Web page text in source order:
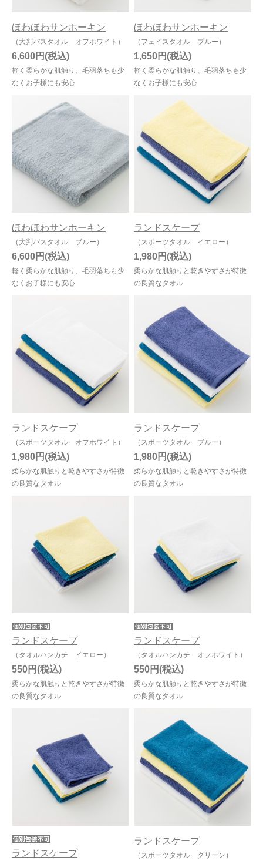
ほわほわサンホーキン
（大判バスタオル オフホワイト）
軽く柔らかな肌触り、毛羽落ちも少
なくお子様にも安心
6,600円
ほわほわサンホーキン
（フェイスタオル ブルー）
軽く柔らかな肌触り、毛羽落ちも少
なくお子様にも安心
1,650円
ほわほわサンホーキン
（大判バスタオル ブルー）
軽く柔らかな肌触り、毛羽落ちも少
なくお子様にも安心
6,600円
ランドスケープ
（スポーツタオル イエロー）
柔らかな肌触りと乾きやすさが特徴
の良質なタオル
1,980円
ランドスケープ
（スポーツタオル オフホワイト）
柔らかな肌触りと乾きやすさが特徴
の良質なタオル
1,980円
ランドスケープ
（スポーツタオル ブルー）
柔らかな肌触りと乾きやすさが特徴
の良質なタオル
1,980円
ランドスケープ
（タオルハンカチ イエロー）
柔らかな肌触りと乾きやすさが特徴
の良質なタオル
550円
ランドスケープ
（タオルハンカチ オフホワイト）
柔らかな肌触りと乾きやすさが特徴
の良質なタオル
550円
ランドスケープ
ランドスケープ
（スポーツタオル グリーン）